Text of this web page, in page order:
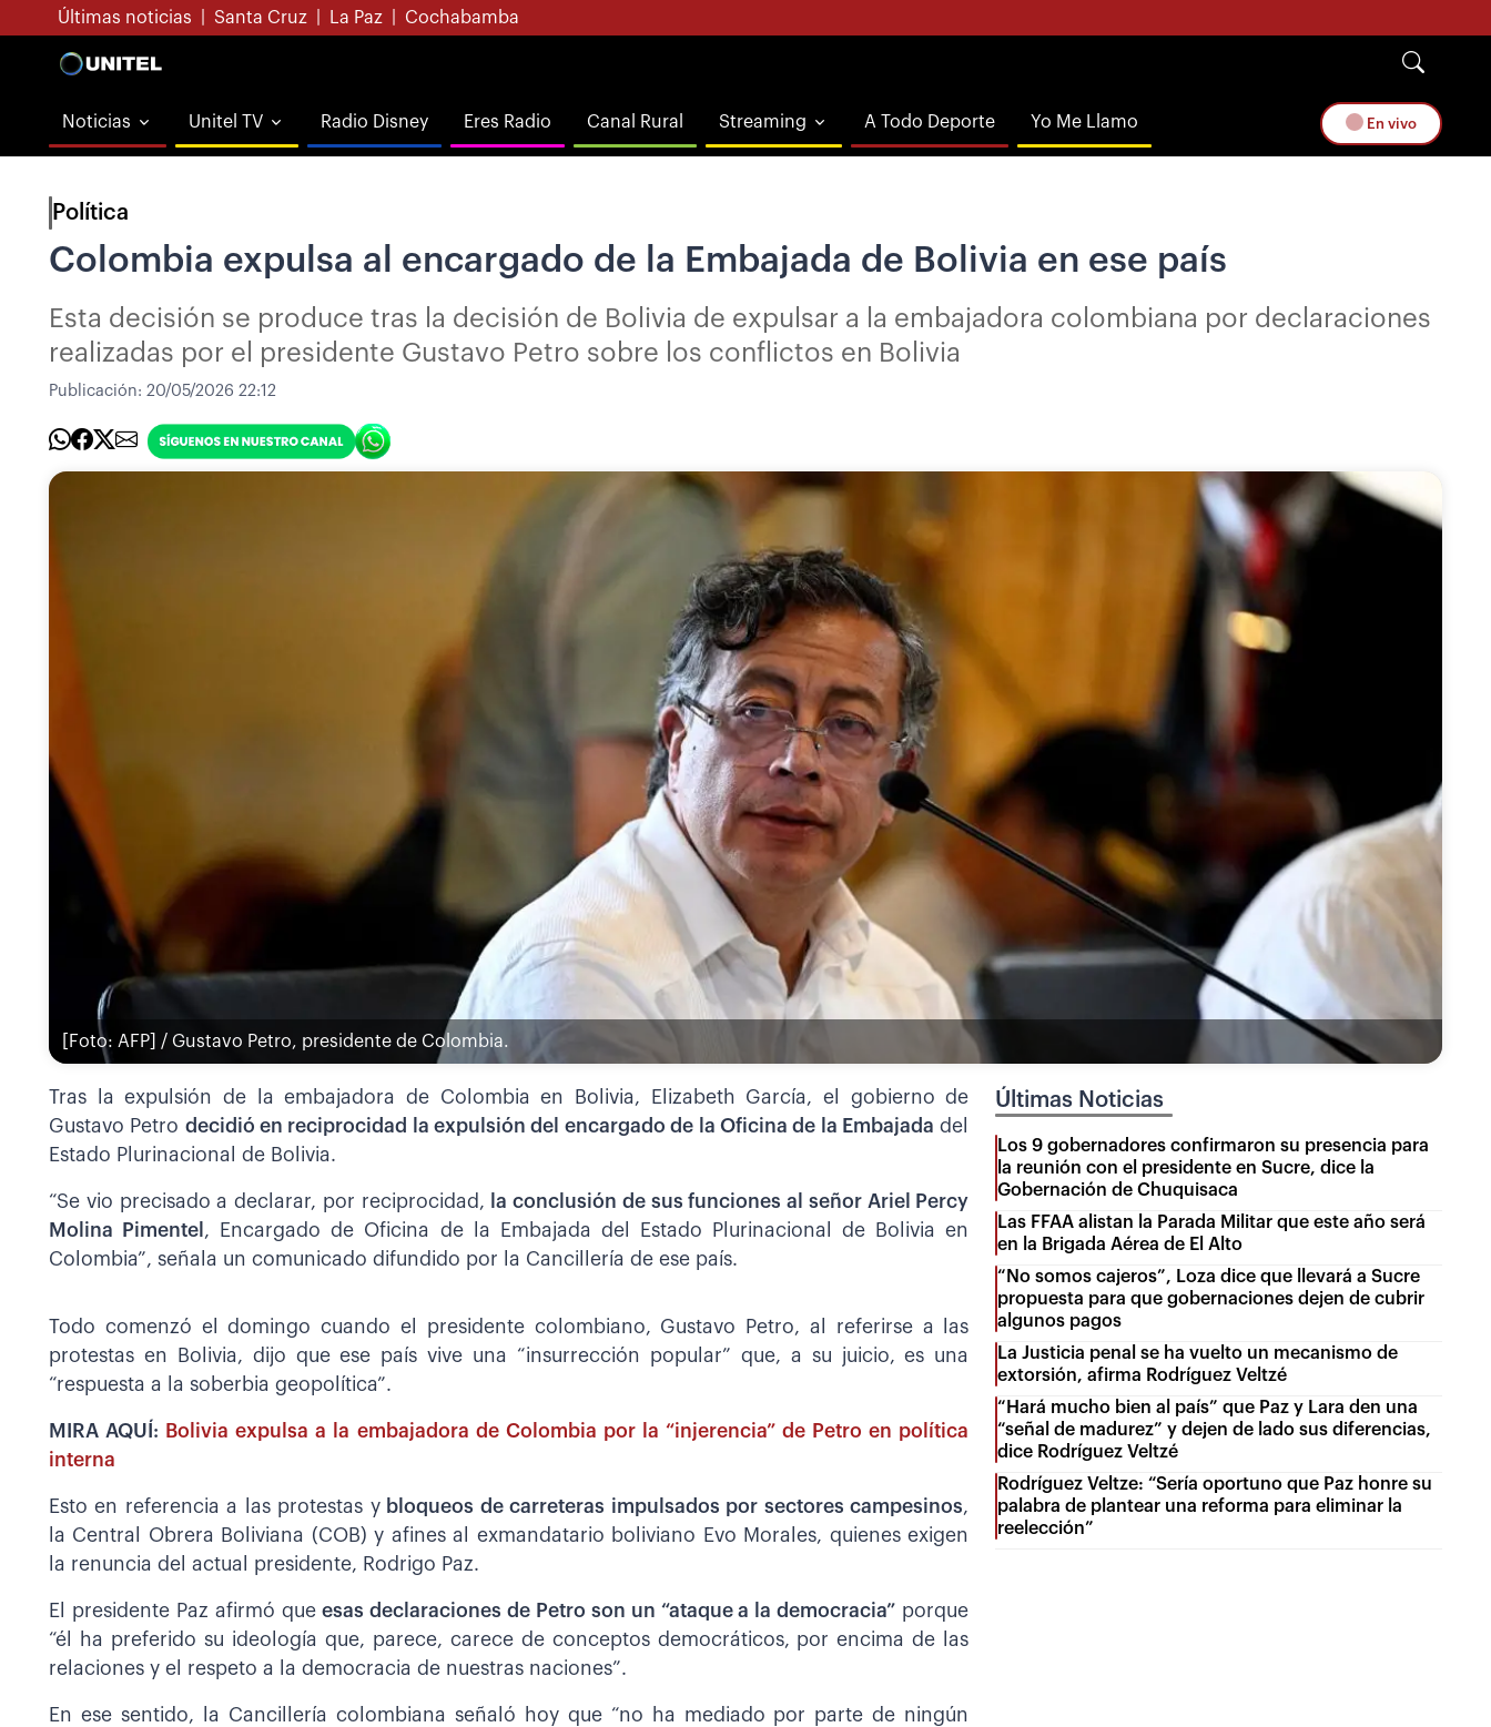
Últimas noticias Santa Cruz La Paz Cochabamba
Noticias Unitel TV Radio Disney Eres Radio Canal Rural Streaming A Todo Deporte Yo Me Llamo En vivo
Política
Colombia expulsa al encargado de la Embajada de Bolivia en ese país
Esta decisión se produce tras la decisión de Bolivia de expulsar a la embajadora colombiana por declaraciones
realizadas por el presidente Gustavo Petro sobre los conflictos en Bolivia
Publicación: 20/05/2026 22:12
[Foto: AFP] / Gustavo Petro, presidente de Colombia.
Tras la expulsión de la embajadora de Colombia en Bolivia, Elizabeth García, el gobierno de
Gustavo Petro decidió en reciprocidad la expulsión del encargado de la Oficina de la Embajada del
Estado Plurinacional de Bolivia.
“Se vio precisado a declarar, por reciprocidad,
la conclusión de sus funciones al señor Ariel Percy
Molina Pimentel , Encargado de Oficina de la Embajada del Estado Plurinacional de Bolivia en
Colombia”, señala un comunicado difundido por la Cancillería de ese país.
Todo comenzó el domingo cuando el presidente colombiano, Gustavo Petro, al referirse a las
protestas en Bolivia, dijo que ese país vive una “insurrección popular” que, a su juicio, es una
“respuesta a la soberbia geopolítica”.
MIRA AQUÍ: Bolivia expulsa a la embajadora de Colombia por la “injerencia” de Petro en política
interna
Esto en referencia a las protestas ybloqueos de carreteras impulsados por sectores campesinos,
la Central Obrera Boliviana (COB) y afines al exmandatario boliviano Evo Morales, quienes exigen
la renuncia del actual presidente, Rodrigo Paz.
El presidente Paz afirmó queesas declaraciones de Petro son un “ataque a la democracia” porque
“él ha preferido su ideología que, parece, carece de conceptos democráticos, por encima de las
relaciones y el respeto a la democracia de nuestras naciones”.
En ese sentido, la Cancillería colombiana señaló hoy que “no ha mediado por parte de ningún
Últimas Noticias
Los 9 gobernadores confirmaron su presencia para
la reunión con el presidente en Sucre, dice la
Gobernación de Chuquisaca
Las FFAA alistan la Parada Militar que este año será
en la Brigada Aérea de El Alto
“No somos cajeros”, Loza dice que llevará a Sucre
propuesta para que gobernaciones dejen de cubrir
algunos pagos
La Justicia penal se ha vuelto un mecanismo de
extorsión, afirma Rodríguez Veltzé
“Hará mucho bien al país” que Paz y Lara den una
“señal de madurez” y dejen de lado sus diferencias,
dice Rodríguez Veltzé
Rodríguez Veltze: “Sería oportuno que Paz honre su
palabra de plantear una reforma para eliminar la
reelección”